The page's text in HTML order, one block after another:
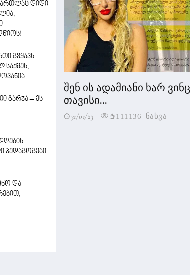
დიდი
გვყავს.
საქმეს,
გარჯა – ეს
პედაგოგები
და
შენ ის ადამიანი ხარ ვინც
თავისი...
31/01/23 111136 ნახვა